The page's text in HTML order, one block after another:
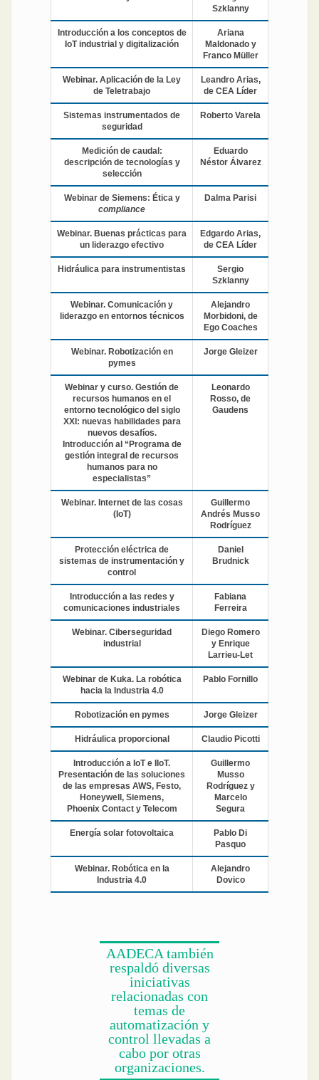
Szklanny
Introducción a los conceptos de
IoT industrial y digitalización
Ariana
Maldonado y
Franco Müller
Webinar. Aplicación de la Ley
de Teletrabajo
Leandro Arias,
de CEA Líder
Sistemas instrumentados de
seguridad
Roberto Varela
Medición de caudal:
descripción de tecnologías y
selección
Eduardo
Néstor Álvarez
Webinar de Siemens: Ética y
compliance
Dalma Parisi
Webinar. Buenas prácticas para
un liderazgo efectivo
Edgardo Arias,
de CEA Líder
Hidráulica para instrumentistas
Sergio
Szklanny
Webinar. Comunicación y
liderazgo en entornos técnicos
Alejandro
Morbidoni, de
Ego Coaches
Webinar. Robotización en
pymes
Jorge Gleizer
Webinar y curso. Gestión de
recursos humanos en el
entorno tecnológico del siglo
XXI: nuevas habilidades para
nuevos desafíos.
Introducción al “Programa de
gestión integral de recursos
humanos para no
especialistas”
Leonardo
Rosso, de
Gaudens
Webinar. Internet de las cosas
(IoT)
Guillermo
Andrés Musso
Rodríguez
Protección eléctrica de
sistemas de instrumentación y
control
Daniel
Brudnick
Introducción a las redes y
comunicaciones industriales
Fabiana
Ferreira
Webinar. Ciberseguridad
industrial
Diego Romero
y Enrique
Larrieu-Let
Webinar de Kuka. La robótica
hacia la Industria 4.0
Pablo Fornillo
Robotización en pymes Jorge Gleizer
Hidráulica proporcional Claudio Picotti
Introducción a IoT e IIoT.
Presentación de las soluciones
de las empresas AWS, Festo,
Honeywell, Siemens,
Phoenix Contact y Telecom
Guillermo
Musso
Rodríguez y
Marcelo
Segura
Energía solar fotovoltaica
Pablo Di
Pasquo
Webinar. Robótica en la
Industria 4.0
Alejandro
Dovico
AADECA también
respaldó diversas
iniciativas
relacionadas con
temas de
automatización y
control llevadas a
cabo por otras
organizaciones.